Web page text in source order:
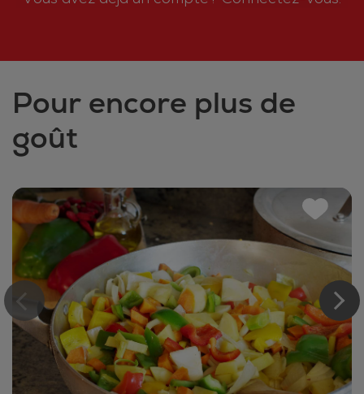
Pour encore plus de
goût